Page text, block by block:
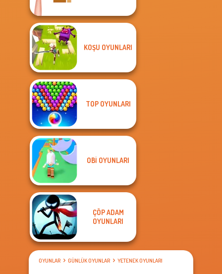
KOŞU OYUNLARI
TOP OYUNLARI
OBI OYUNLARI
ÇÖP ADAM
OYUNLARI
OYUNLAR GÜNLÜK OYUNLAR YETENEK OYUNLARI